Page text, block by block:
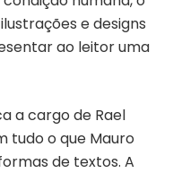
e designs
ao leitor uma
a cargo de Rael
tudo o que Mauro
de textos. A